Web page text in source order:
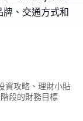
、交通方式和
、交通方式和
資攻略、理財小貼
段的財務目標